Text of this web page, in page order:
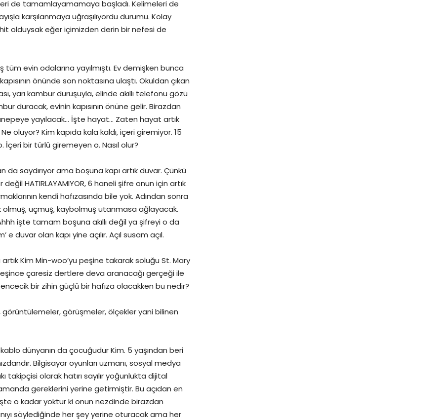
de tamamlayamamaya başladı. Kelimeleri de
karşılanmaya uğraşılıyordu durumu. Kolay
olduysak eğer içimizden derin bir nefesi de
tüm evin odalarına yayılmıştı. Ev demişken bunca
önünde son noktasına ulaştı. Okuldan çıkan
yarı kambur duruşuyla, elinde akıllı telefonu gözü
duracak, evinin kapısının önüne gelir. Birazdan
yayılacak… İşte hayat… Zaten hayat artık
oluyor? Kim kapıda kala kaldı, içeri giremiyor. 15
o. İçeri bir türlü giremeyen o. Nasıl olur?
da saydırıyor ama boşuna kapı artık duvar. Çünkü
HATIRLAYAMIYOR, 6 haneli şifre onun için artık
kendi hafızasında bile yok. Adından sonra
olmuş, uçmuş, kaybolmuş utanmasa ağlayacak.
işte tamam boşuna akıllı değil ya şifreyi o da
duvar olan kapı yine açılır. Açıl susam açıl.
Kim Min-woo’yu peşine takarak soluğu St. Mary
çaresiz dertlere deva aranacağı gerçeği ile
bir zihin güçlü bir hafıza olacakken bu nedir?
görüşmeler, ölçekler yani bilinen
dünyanın da çocuğudur Kim. 5 yaşından beri
Bilgisayar oyunları uzmanı, sosyal medya
takipçisi olarak hatırı sayılır yoğunlukta dijital
gereklerini yerine getirmiştir. Bu açıdan en
o kadar yoktur ki onun nezdinde birazdan
söylediğinde her şey yerine oturacak ama her